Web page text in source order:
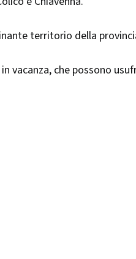
territorio della
vacanza, che possono